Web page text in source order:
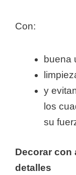
Con:
buena
y
los
su
Decorar con
detalles